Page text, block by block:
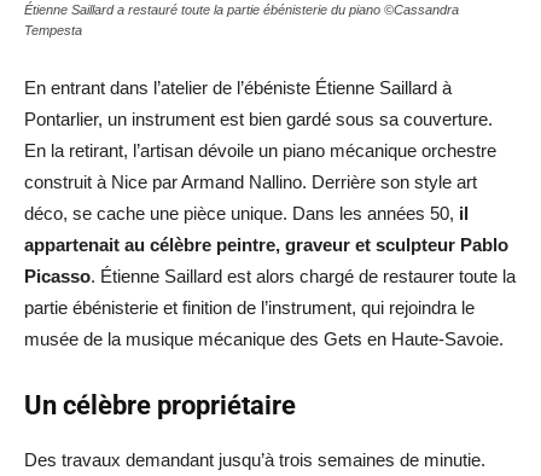
Étienne Saillard a restauré toute la partie ébénisterie du piano ©Cassandra
Tempesta
En entrant dans l’atelier de l’ébéniste Étienne Saillard à
Pontarlier, un instrument est bien gardé sous sa couverture.
En la retirant, l’artisan dévoile un piano mécanique orchestre
construit à Nice par Armand Nallino. Derrière son style art
déco, se cache une pièce unique. Dans les années 50, il
appartenait au célèbre peintre, graveur et sculpteur Pablo
Picasso. Étienne Saillard est alors chargé de restaurer toute la
partie ébénisterie et finition de l’instrument, qui rejoindra le
musée de la musique mécanique des Gets en Haute-Savoie.
Un célèbre propriétaire
Des travaux demandant jusqu’à trois semaines de minutie.